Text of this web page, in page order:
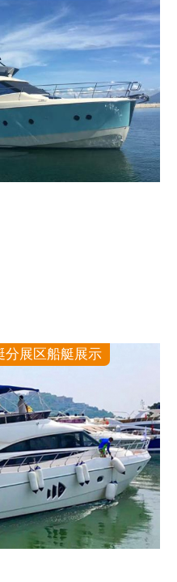
分展区船艇展示